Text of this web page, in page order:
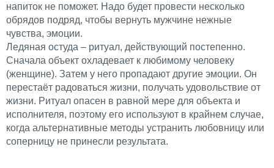
напиток не поможет. Надо будет провести несколько
обрядов подряд, чтобы вернуть мужчине нежные
чувства, эмоции.
Ледяная остуда – ритуал, действующий постепенно.
Сначала объект охладевает к любимому человеку
(женщине). Затем у него пропадают другие эмоции. Он
перестаёт радоваться жизни, получать удовольствие от
жизни. Ритуал опасен в равной мере для объекта и
исполнителя, поэтому его используют в крайнем случае,
когда альтернативные методы устранить любовницу или
соперницу не принесли результата.